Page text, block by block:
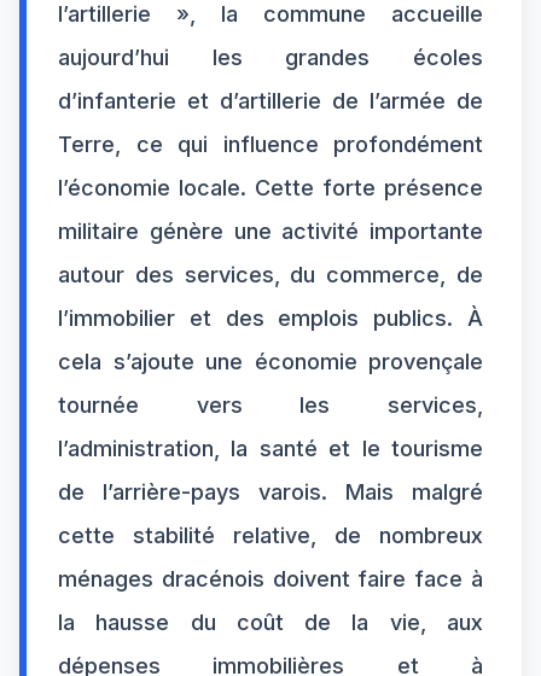
l’artillerie », la commune accueille
aujourd’hui les grandes écoles
d’infanterie et d’artillerie de l’armée de
Terre, ce qui influence profondément
l’économie locale. Cette forte présence
militaire génère une activité importante
autour des services, du commerce, de
l’immobilier et des emplois publics. À
cela s’ajoute une économie provençale
tournée vers les services,
l’administration, la santé et le tourisme
de l’arrière-pays varois. Mais malgré
cette stabilité relative, de nombreux
ménages dracénois doivent faire face à
la hausse du coût de la vie, aux
dépenses immobilières et à